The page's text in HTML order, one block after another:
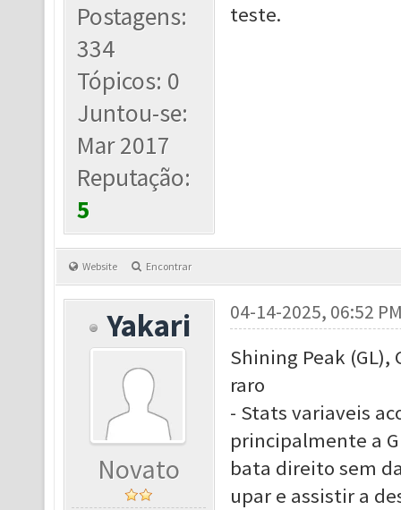
Postagens:
334
Tópicos: 0
Juntou-se:
Mar 2017
Reputação:
5
teste.
Website Encontrar
Yakari
Novato
04-14-2025, 06:52
Shining Peak (GL),
raro
- Stats variaveis
principalmente a
bata direito sem
upar e assistir a